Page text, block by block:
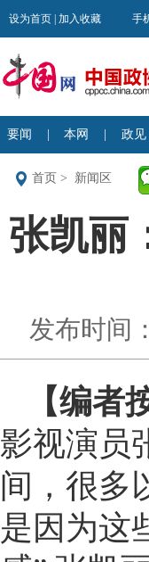
首页 > 新闻区
张凯丽
发布时间
【编者
影视演员
间，很多
是因为这